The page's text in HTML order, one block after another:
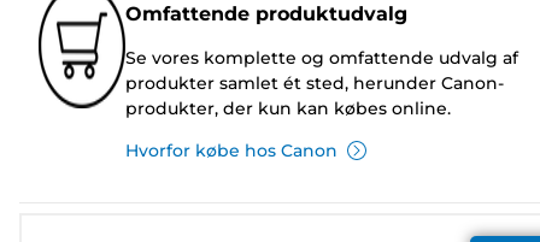
Omfattende produktudvalg
Se vores komplette og omfattende udvalg af
produkter samlet ét sted, herunder Canon-
produkter, der kun kan købes online.
Hvorfor købe hos Canon